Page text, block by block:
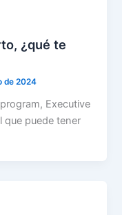
¿qué te
de 2024
Executive
que puede tener